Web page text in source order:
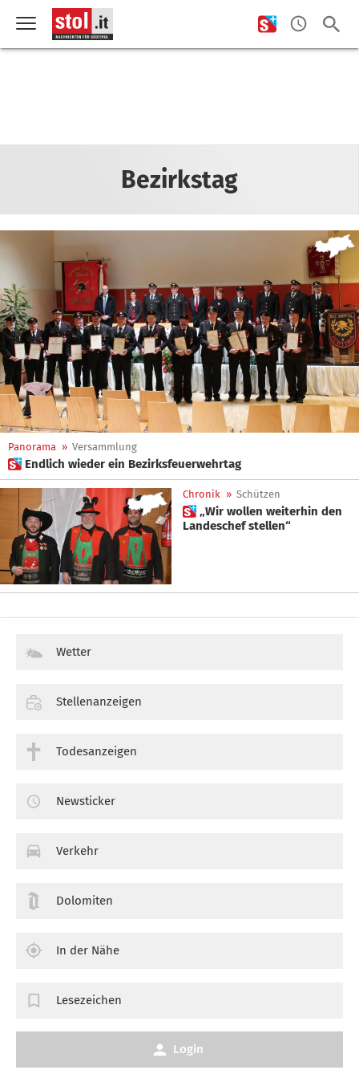
Bezirkstag
Panorama » Versammlung
 Endlich wieder ein Bezirksfeuerwehrtag
Chronik » Schützen
 „Wir wollen weiterhin den
Landeschef stellen“
Wetter
Stellenanzeigen
Todesanzeigen
Newsticker
Verkehr
Dolomiten
In der Nähe
Lesezeichen
Login